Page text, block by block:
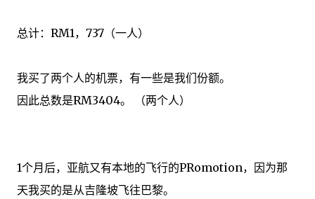
总计： RM1，737 （一人）
我买了两个人的机票， 有一些是我们份额。
因此总数是RM3404。 （两个人）
1个月后，亚航又有本地的飞行的PRomotion， 因为那
天我买的是从吉隆坡飞往巴黎。